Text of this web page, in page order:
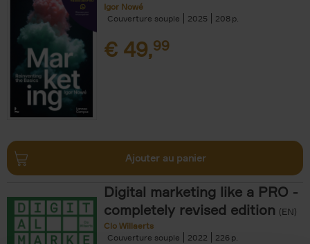
Igor Nowé
Couverture souple
2025 208
€ 49,99
Ajouter au panier
Digital marketing like a PRO -
completely revised edition (EN)
Clo Willaerts
Couverture souple
2022 226